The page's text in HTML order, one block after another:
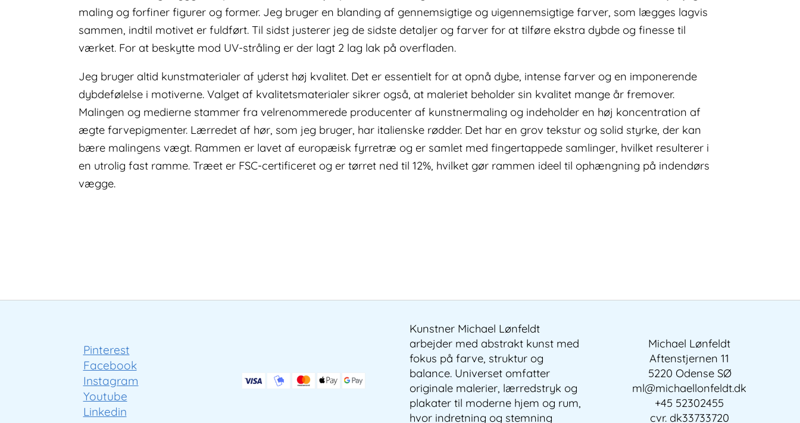
maling og forfiner figurer og former. Jeg bruger en blanding af gennemsigtige og uigennemsigtige farver, som lægges lagvis
sammen, indtil motivet er fuldført. Til sidst justerer jeg de sidste detaljer og farver for at tilføre ekstra dybde og finesse til
værket. For at beskytte mod UV-stråling er der lagt 2 lag lak på overfladen.
Jeg bruger altid kunstmaterialer af yderst høj kvalitet. Det er essentielt for at opnå dybe, intense farver og en imponerende
dybdefølelse i motiverne. Valget af kvalitetsmaterialer sikrer også, at maleriet beholder sin kvalitet mange år fremover.
Malingen og medierne stammer fra velrenommerede producenter af kunstnermaling og indeholder en høj koncentration af
ægte farvepigmenter. Lærredet af hør, som jeg bruger, har italienske rødder. Det har en grov tekstur og solid styrke, der kan
bære malingens vægt. Rammen er lavet af europæisk fyrretræ og er samlet med fingertappede samlinger, hvilket resulterer i
en utrolig fast ramme. Træet er FSC-certificeret og er tørret ned til 12%, hvilket gør rammen ideel til ophængning på indendørs
vægge.
Pinterest
Facebook
Instagram
Youtube
Linkedin
Kunstner Michael Lønfeldt
arbejder med abstrakt kunst med
fokus på farve, struktur og
balance. Universet omfatter
originale malerier, lærredstryk og
plakater til moderne hjem og rum,
hvor indretning og stemning
Michael Lønfeldt
Aftenstjernen 11
5220 Odense SØ
ml@michaellonfeldt.dk
+45 52302455
cvr. dk33733720